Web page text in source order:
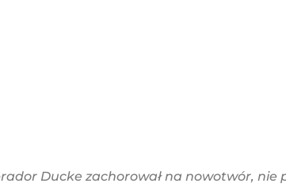
Ducke zachorował na nowotwór, nie